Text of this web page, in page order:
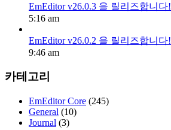
EmEditor v26.0.3 을 릴리즈합니다!
5:16 am
EmEditor v26.0.2 을 릴리즈합니다!
9:46 am
카테고리
EmEditor Core (245)
General (10)
Journal (3)